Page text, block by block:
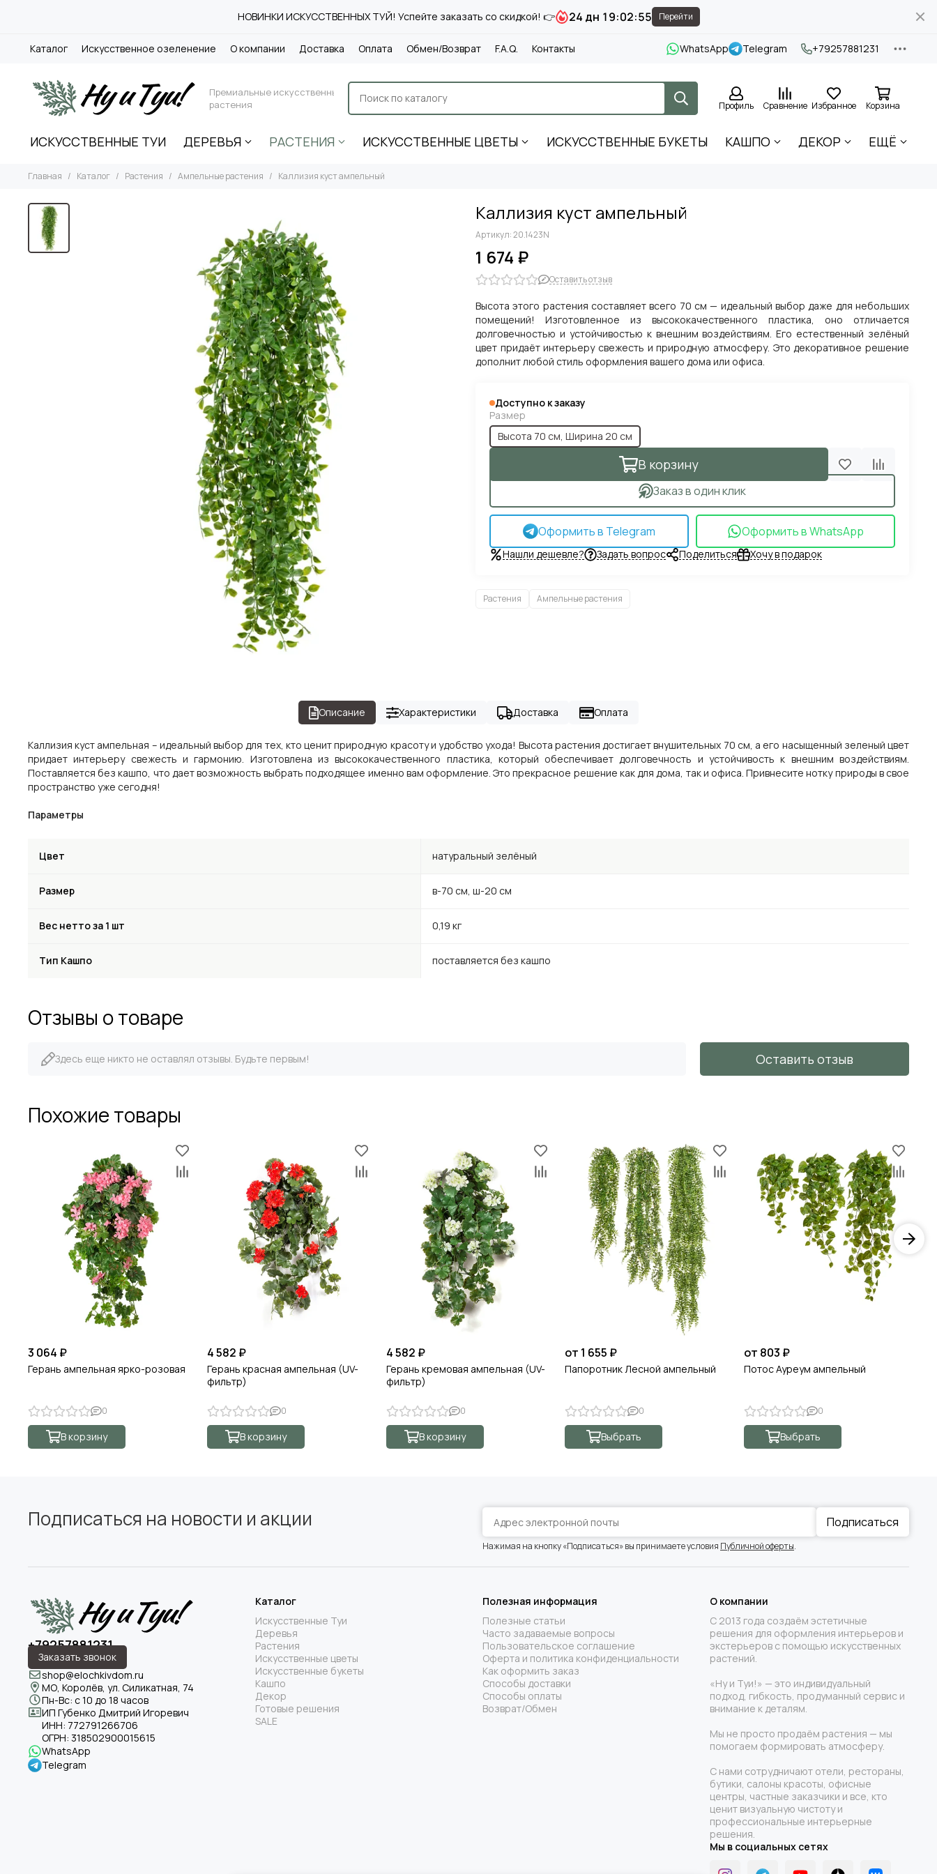
НОВИНКИ ИСКУССТВЕННЫХ ТУЙ! Успейте заказать со скидкой! 👉 24 дн 19:02:54 Перейти
Каталог Искусственное озеленение О компании Доставка Оплата Обмен/Возврат F.A.Q. Контакты WhatsApp Telegram +79257881231
Премиальные искусственные
растения
Профиль Сравнение Избранное Корзина
ИСКУССТВЕННЫЕ ТУИ ДЕРЕВЬЯ РАСТЕНИЯ ИСКУССТВЕННЫЕ ЦВЕТЫ ИСКУССТВЕННЫЕ БУКЕТЫ КАШПО ДЕКОР ЕЩЁ
Главная Каталог Растения Ампельные растения Каллизия куст ампельный
Каллизия куст ампельный
Артикул:20.1423N
1 674 ₽
Оставить отзыв
Высота этого растения составляет всего 70 см — идеальный выбор даже для небольших
помещений! Изготовленное из высококачественного пластика, оно отличается
долговечностью и устойчивостью к внешним воздействиям. Его естественный зелёный
цвет придаёт интерьеру свежесть и природную атмосферу. Это декоративное решение
дополнит любой стиль оформления вашего дома или офиса.
Доступно к заказу
Размер
Высота 70 см, Ширина 20 см
В корзину
Заказ в один клик
Оформить в Telegram Оформить в WhatsApp
Нашли дешевле? Задать вопрос Поделиться Хочу в подарок
Растения Ампельные растения
Описание Характеристики Доставка Оплата
Каллизия куст ампельная – идеальный выбор для тех, кто ценит природную красоту и удобство ухода! Высота растения достигает внушительных 70 см, а его насыщенный зеленый цвет
придает интерьеру свежесть и гармонию. Изготовлена из высококачественного пластика, который обеспечивает долговечность и устойчивость к внешним воздействиям.
Поставляется без кашпо, что дает возможность выбрать подходящее именно вам оформление. Это прекрасное решение как для дома, так и офиса. Привнесите нотку природы в свое
пространство уже сегодня!
Параметры
Цвет натуральный зелёный
Размер в-70 см, ш-20 см
Вес нетто за 1 шт 0,19 кг
Тип Кашпо поставляется без кашпо
Отзывы о товаре
Здесь еще никто не оставлял отзывы. Будьте первым! Оставить отзыв
Похожие товары
3 064 ₽
Герань ампельная ярко-розовая
0
В корзину
4 582 ₽
Герань красная ампельная (UV-
фильтр)
0
В корзину
4 582 ₽
Герань кремовая ампельная (UV-
фильтр)
0
В корзину
от 1 655 ₽
Папоротник Лесной ампельный
0
Выбрать
от 803 ₽
Потос Ауреум ампельный
0
Выбрать
Подписаться на новости и акции Подписаться
Нажимая на кнопку «Подписаться» вы принимаете условия Публичной оферты.
+79257881231
Заказать звонок
shop@elochkivdom.ru
МО, Королёв, ул. Силикатная, 74
Пн-Вс: с 10 до 18 часов
ИП Губенко Дмитрий Игоревич
ИНН: 772791266706
ОГРН: 318502900015615
WhatsApp
Telegram
Каталог
Искусственные Туи
Деревья
Растения
Искусственные цветы
Искусственные букеты
Кашпо
Декор
Готовые решения
SALE
Полезная информация
Полезные статьи
Часто задаваемые вопросы
Пользовательское соглашение
Оферта и политика конфиденциальности
Как оформить заказ
Способы доставки
Способы оплаты
Возврат/Обмен
О компании
С 2013 года создаём эстетичные
решения для оформления интерьеров и
экстерьеров с помощью искусственных
растений.
«Ну и Туи!» — это индивидуальный
подход, гибкость, продуманный сервис и
внимание к деталям.
Мы не просто продаём растения — мы
помогаем формировать атмосферу.
С нами сотрудничают отели, рестораны,
бутики, салоны красоты, офисные
центры, частные заказчики и все, кто
ценит визуальную чистоту и
профессиональные интерьерные
решения.
Мы в социальных сетях